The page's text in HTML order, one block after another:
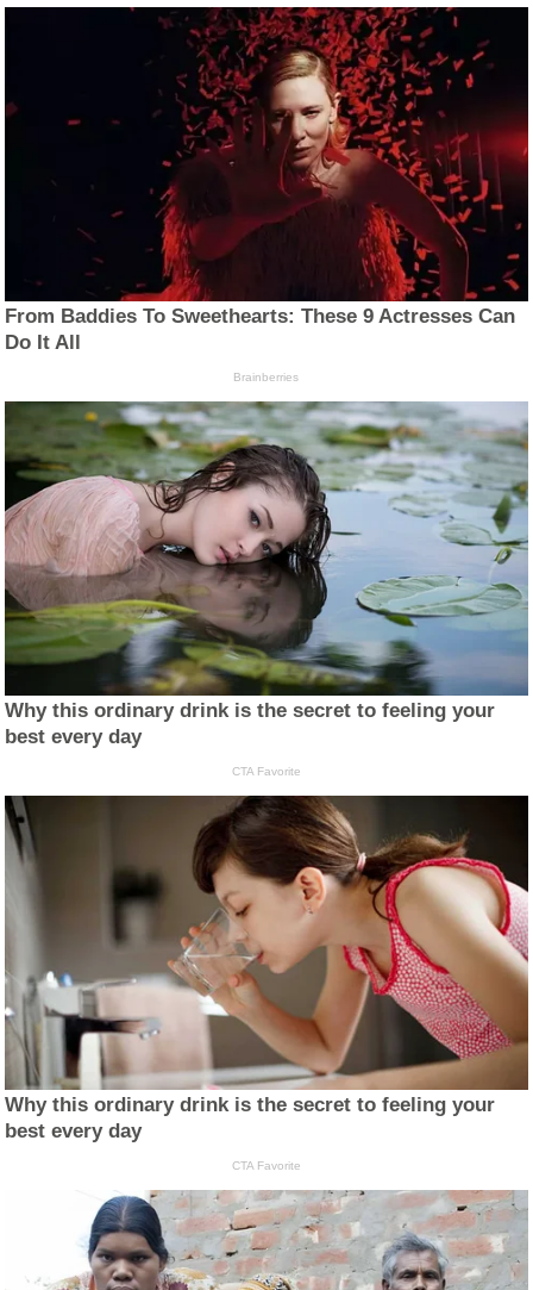
From Baddies To Sweethearts: These 9 Actresses Can
Do It All
Brainberries
Why this ordinary drink is the secret to feeling your
best every day
CTA Favorite
Why this ordinary drink is the secret to feeling your
best every day
CTA Favorite